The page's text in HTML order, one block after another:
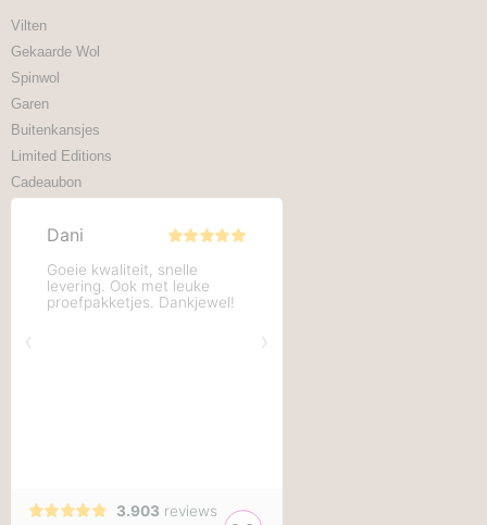
Vilten
Gekaarde Wol
Spinwol
Garen
Buitenkansjes
Limited Editions
Cadeaubon